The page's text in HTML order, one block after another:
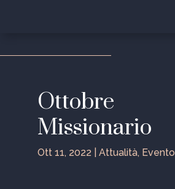
Ottobre
Missionario
Ott 11, 2022| Attualità, Evento